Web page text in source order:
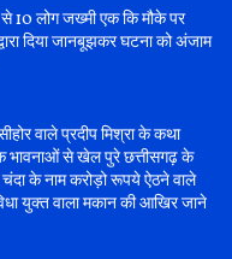
10 लोग जख्मी एक कि मौके पर
दिया जानबूझकर घटना को अंजाम
वाले प्रदीप मिश्रा के कथा
भावनाओं से खेल पुरे छत्तीसगढ़ के
के नाम करोड़ो रूपये ऐठने वाले
युक्त वाला मकान की आखिर जाने